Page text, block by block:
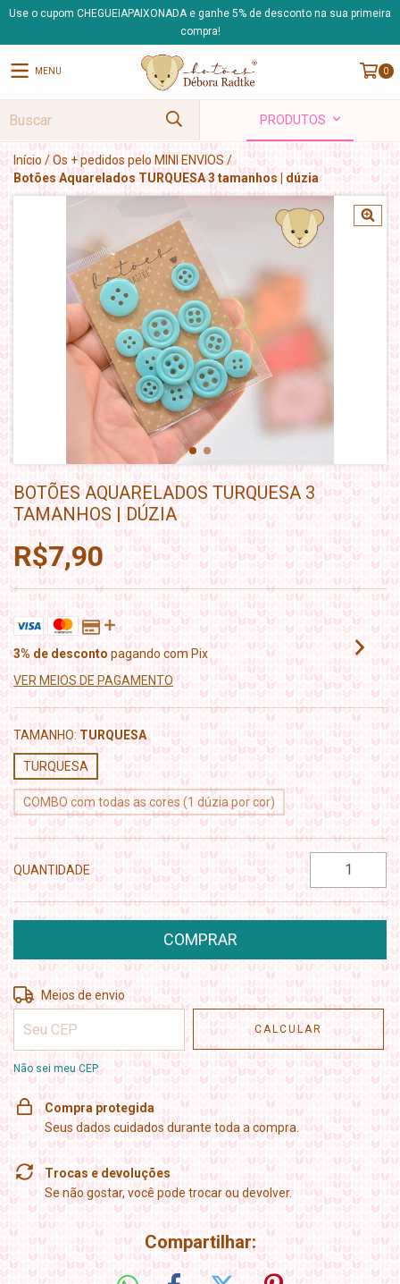
Use o cupom CHEGUEIAPAIXONADA e ganhe 5% de desconto na sua primeira
compra!
MENU 0
PRODUTOS
Início /Os + pedidos pelo MINI ENVIOS /
Botões Aquarelados TURQUESA 3 tamanhos | dúzia
BOTÕES AQUARELADOS TURQUESA 3
TAMANHOS | DÚZIA
R$7,90
3% de desconto pagando com Pix
VER MEIOS DE PAGAMENTO
TAMANHO: TURQUESA
TURQUESA
COMBO com todas as cores (1 dúzia por cor)
QUANTIDADE
Entregas para o CEP: ALTERAR CEP
Meios de envio
CALCULAR
Não sei meu CEP
Compra protegida
Seus dados cuidados durante toda a compra.
Trocas e devoluções
Se não gostar, você pode trocar ou devolver.
Compartilhar: